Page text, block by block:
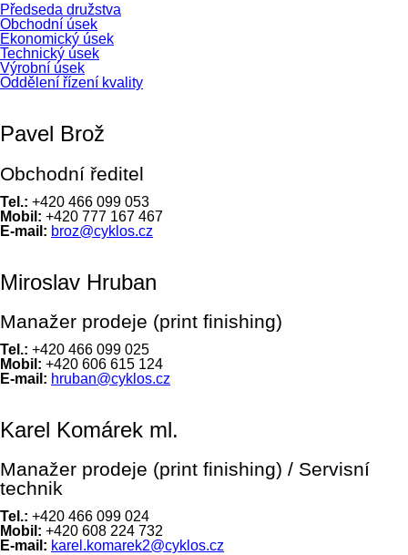
Přeskočit
navigaci
Předseda družstva
Obchodní úsek
Ekonomický úsek
Technický úsek
Výrobní úsek
Oddělení řízení kvality
Pavel Brož
Obchodní ředitel
Tel.: +420 466 099 053
Mobil: +420 777 167 467
E-mail: broz@cyklos.cz
Miroslav Hruban
Manažer prodeje (print finishing)
Tel.: +420 466 099 025
Mobil: +420 606 615 124
E-mail: hruban@cyklos.cz
Karel Komárek ml.
Manažer prodeje (print finishing) / Servisní
technik
Tel.: +420 466 099 024
Mobil: +420 608 224 732
E-mail: karel.komarek2@cyklos.cz